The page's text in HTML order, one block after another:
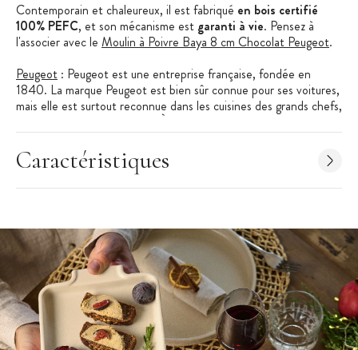
Contemporain et chaleureux, il est fabriqué en bois certifié
100% PEFC, et son mécanisme est garanti à vie. Pensez à
l'associer avec le Moulin à Poivre Baya 8 cm Chocolat Peugeot.
Peugeot : Peugeot est une entreprise française, fondée en
1840. La marque Peugeot est bien sûr connue pour ses voitures,
mais elle est surtout reconnue dans les cuisines des grands chefs,
et des amateurs de cuisine ! À l'usine de Quingey (dans le
Doubs), tout est réalisé sur place : le design, le développement
technique, mais aussi la fabrication. Depuis leur terre franc-
comtoise, les moulins Peugeot sont exportés à travers le monde
vers plus de 80 pays !
Moulin à Sel vendu à l'unité
Hauteur :8 cm
Associé auMoulin à Poivre Baya 8 cm Chocolat Peugeot
Gamme : Baya
Spécificité : mécanisme Zirlion pour sel glace
Caractéristiques